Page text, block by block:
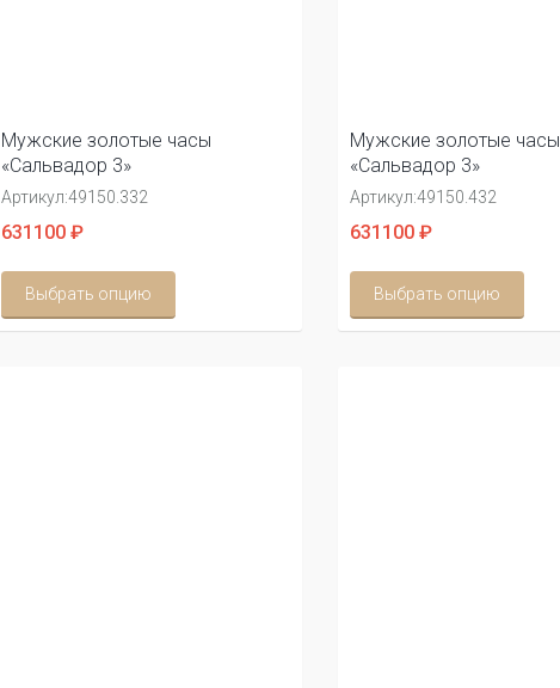
Мужские золотые часы
«Сальвадор 3»
Артикул:49150.332
631100 ₽
Выбрать опцию
Мужские золотые часы
«Сальвадор 3»
Артикул:49150.432
631100 ₽
Выбрать опцию